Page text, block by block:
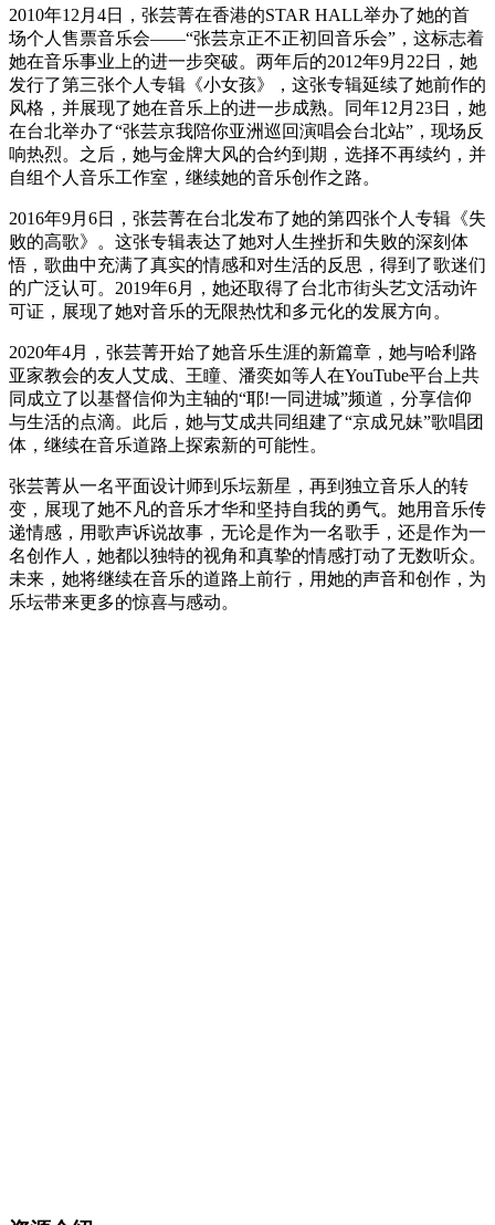
2010年12月4日，张芸菁在香港的STAR HALL举办了她的首
场个人售票音乐会——“张芸京正不正初回音乐会”，这标志着
她在音乐事业上的进一步突破。两年后的2012年9月22日，她
发行了第三张个人专辑《小女孩》，这张专辑延续了她前作的
风格，并展现了她在音乐上的进一步成熟。同年12月23日，她
在台北举办了“张芸京我陪你亚洲巡回演唱会台北站”，现场反
响热烈。之后，她与金牌大风的合约到期，选择不再续约，并
自组个人音乐工作室，继续她的音乐创作之路。
2016年9月6日，张芸菁在台北发布了她的第四张个人专辑《失
败的高歌》。这张专辑表达了她对人生挫折和失败的深刻体
悟，歌曲中充满了真实的情感和对生活的反思，得到了歌迷们
的广泛认可。2019年6月，她还取得了台北市街头艺文活动许
可证，展现了她对音乐的无限热忱和多元化的发展方向。
2020年4月，张芸菁开始了她音乐生涯的新篇章，她与哈利路
亚家教会的友人艾成、王瞳、潘奕如等人在YouTube平台上共
同成立了以基督信仰为主轴的“耶!一同进城”频道，分享信仰
与生活的点滴。此后，她与艾成共同组建了“京成兄妹”歌唱团
体，继续在音乐道路上探索新的可能性。
张芸菁从一名平面设计师到乐坛新星，再到独立音乐人的转
变，展现了她不凡的音乐才华和坚持自我的勇气。她用音乐传
递情感，用歌声诉说故事，无论是作为一名歌手，还是作为一
名创作人，她都以独特的视角和真挚的情感打动了无数听众。
未来，她将继续在音乐的道路上前行，用她的声音和创作，为
乐坛带来更多的惊喜与感动。